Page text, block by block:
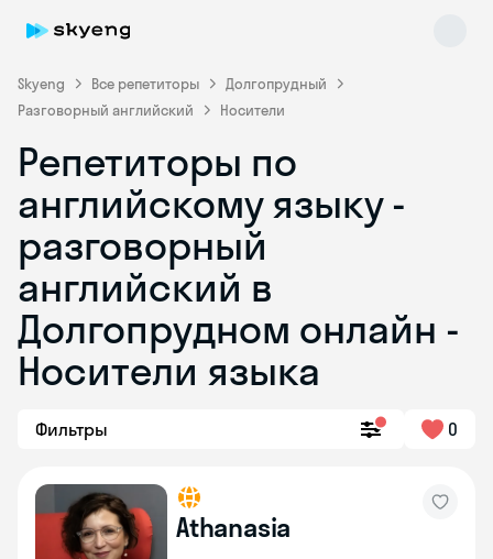
Skyeng Все репетиторы
Долгопрудный
Разговорный английский
Носители
Репетиторы по
английскому языку -
разговорный
английский в
Долгопрудном онлайн -
Носители языка
Фильтры 0
Athanasia
Skyeng Chat